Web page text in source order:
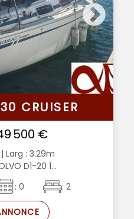
CRUISER
500 €
| Larg : 3.29m
D1-20 1...
: 0 : 2